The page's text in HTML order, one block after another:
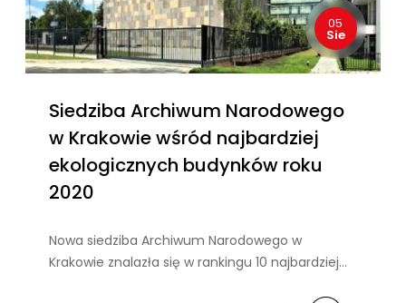
05
Sie
Siedziba Archiwum Narodowego
w Krakowie wśród najbardziej
ekologicznych budynków roku
2020
Nowa siedziba Archiwum Narodowego w
Krakowie znalazła się w rankingu 10 najbardziej…